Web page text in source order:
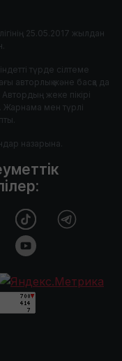
25.05.2017 жылдан
түрде сілтеме
авторлық және басқа да
Автордың жеке пікірі
Жарнама мен түрлі
назарына.